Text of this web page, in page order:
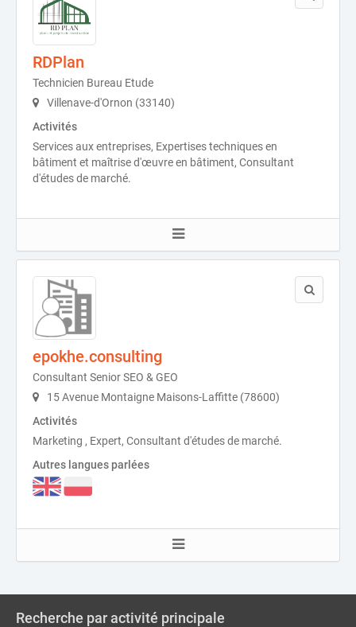
RDPlan
Technicien Bureau Etude
Villenave-d'Ornon (33140)
Activités
Services aux entreprises, Expertises techniques en
bâtiment et maîtrise d'œuvre en bâtiment, Consultant
d'études de marché.
epokhe.consulting
Consultant Senior SEO & GEO
15 Avenue Montaigne Maisons-Laffitte (78600)
Activités
Marketing , Expert, Consultant d'études de marché.
Autres langues parlées
Recherche par activité principale